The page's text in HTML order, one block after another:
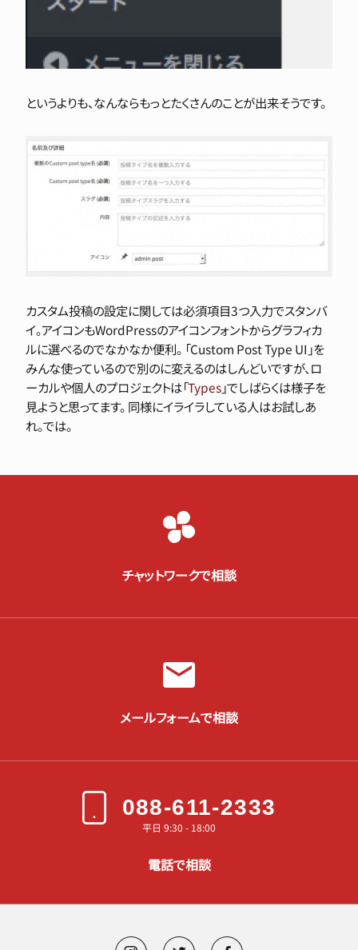
というよりも、なんならもっとたくさんのことが出来そうです。
カスタム投稿の設定に関しては必須項目3つ入力でスタンバ
イ。アイコンもWordPressのアイコンフォントからグラフィカ
ルに選べるのでなかなか便利。 「Custom Post Type UI」を
みんな使っているので別のに変えるのはしんどいですが、ロ
ーカルや個人のプロジェクトは「Types」でしばらくは様子を
見ようと思ってます。 同様にイライラしている人はお試しあ
れ。では。
チャットワークで相談
メールフォームで相談
088-611-2333
平日 9:30 - 18:00
電話で相談